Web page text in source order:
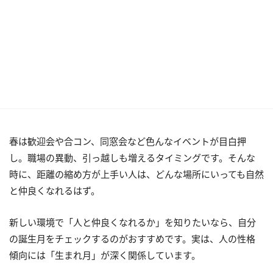
春は歓迎会や合コン、同窓会など色んなイベントが目白押
し。職場の異動、引っ越しも増えるタイミングです。そんな
時に、距離の縮め方が上手い人は、どんな場所にいっても自然
と仲良くなれるはず。
新しい環境で「人と仲良くなれるか」を知りたいなら、自分
の誕生月をチェックするのがおすすめです。実は、人の性格
傾向には「生まれ月」が深く関係しています。